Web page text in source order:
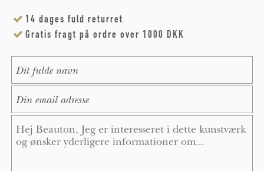
14 dages fuld returret
Gratis fragt på ordre over 1000 DKK